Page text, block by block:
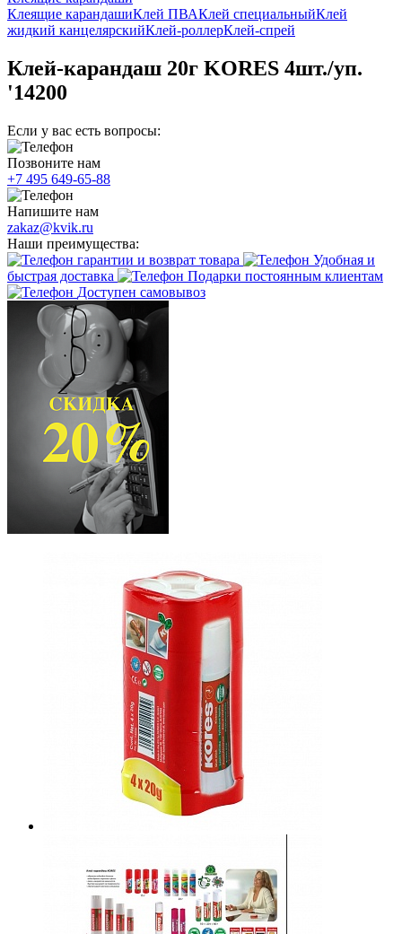
Клеящие карандашиКлей ПВАКлей специальныйКлей
жидкий канцелярскийКлей-роллерКлей-спрей
Клей-карандаш 20г KORES 4шт./уп.
'14200
Если у вас есть вопросы:
Позвоните нам
+7 495 649-65-88
Напишите нам
zakaz@kvik.ru
Наши преимущества:
гарантии и возврат товара
Удобная и
быстрая доставка
Подарки постоянным клиентам
Доступен самовывоз